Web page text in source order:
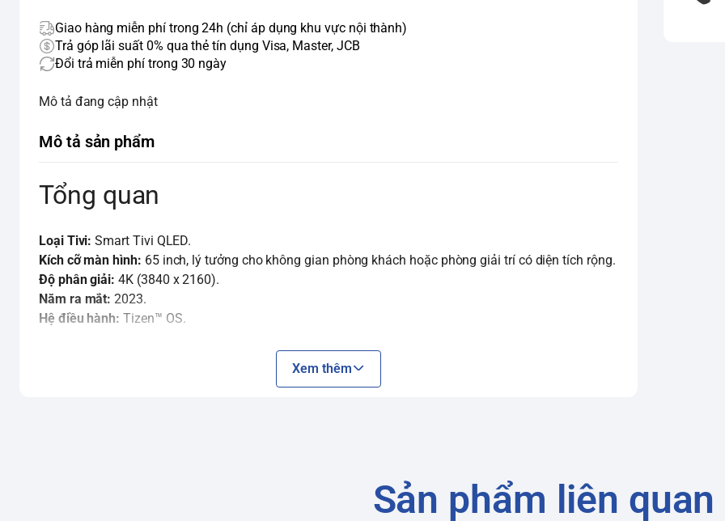
Giao hàng miễn phí trong 24h (chỉ áp dụng khu vực nội thành)
Trả góp lãi suất 0% qua thẻ tín dụng Visa, Master, JCB
Đổi trả miễn phí trong 30 ngày
Mô tả đang cập nhật
Mô tả sản phẩm
Tổng quan
Loại Tivi: Smart Tivi QLED.
Kích cỡ màn hình: 65 inch, lý tưởng cho không gian phòng khách hoặc phòng giải trí có diện tích rộng.
Độ phân giải: 4K (3840 x 2160).
Năm ra mắt: 2023.
Hệ điều hành: Tizen™ OS.
Tối ưu hóa tông màu đèn nền để phù hợp với nội dung hiển thị, giúp cải thiện độ
Xem thêm
Sản phẩm liên quan